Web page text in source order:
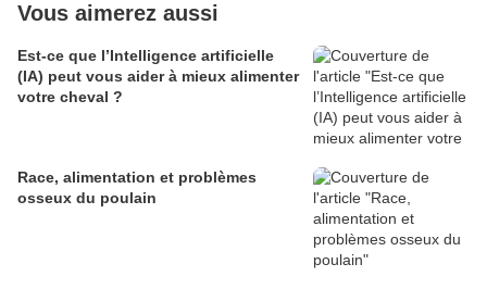
Vous aimerez aussi
Est-ce que l’Intelligence artificielle
(IA) peut vous aider à mieux alimenter
votre cheval ?
Race, alimentation et problèmes
osseux du poulain